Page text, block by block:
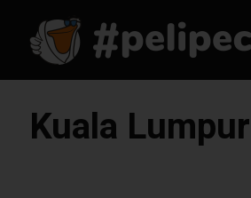
Kuala